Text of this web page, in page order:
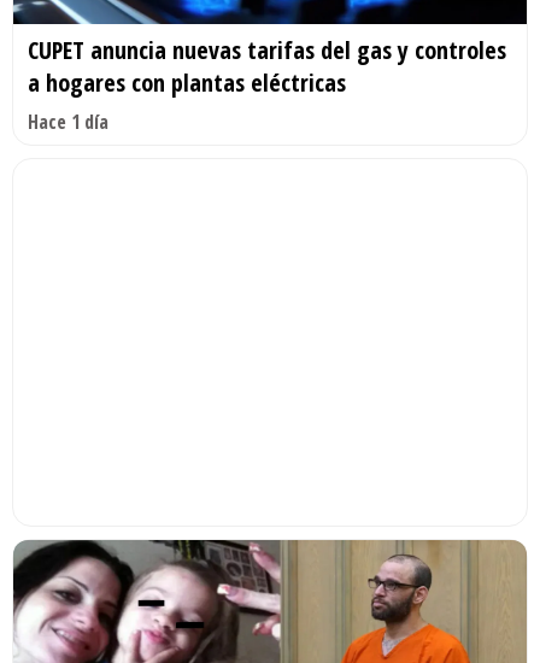
CUPET anuncia nuevas tarifas del gas y controles
a hogares con plantas eléctricas
Hace 1 día